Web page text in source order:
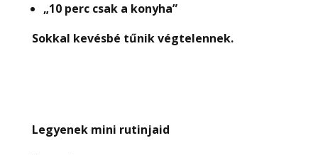
„10 perc csak a konyha”
Sokkal kevésbé tűnik végtelennek.
Legyenek mini rutinjaid